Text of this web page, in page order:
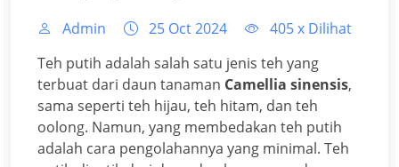
Admin 25 Oct 2024 405x Dilihat
Teh putih adalah salah satu jenis teh yang
terbuat dari daun tanaman Camellia sinensis,
sama seperti teh hijau, teh hitam, dan teh
oolong. Namun, yang membedakan teh putih
adalah cara pengolahannya yang minimal. Teh